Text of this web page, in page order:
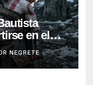
en el
de
NEGRETE